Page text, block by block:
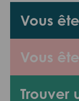
Vous
Vous
Trouver